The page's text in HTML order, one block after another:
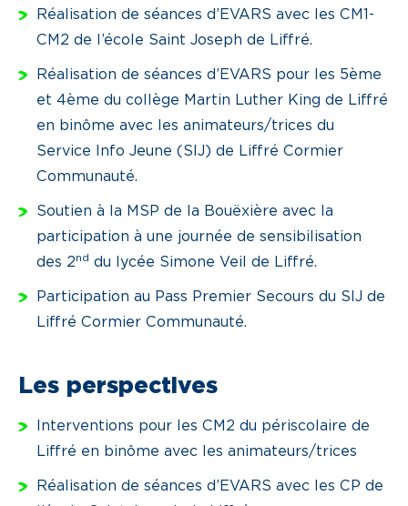
Réalisation de séances d’EVARS avec les CM1-
CM2 de l’école Saint Joseph de Liffré.
Réalisation de séances d’EVARS pour les 5ème
et 4ème du collège Martin Luther King de Liffré
en binôme avec les animateurs/trices du
Service Info Jeune (SIJ) de Liffré Cormier
Communauté.
Soutien à la MSP de la Bouëxière avec la
participation à une journée de sensibilisation
des 2nd du lycée Simone Veil de Liffré.
Participation au Pass Premier Secours du SIJ de
Liffré Cormier Communauté.
Les perspectives
Interventions pour les CM2 du périscolaire de
Liffré en binôme avec les animateurs/trices
Réalisation de séances d’EVARS avec les CP de